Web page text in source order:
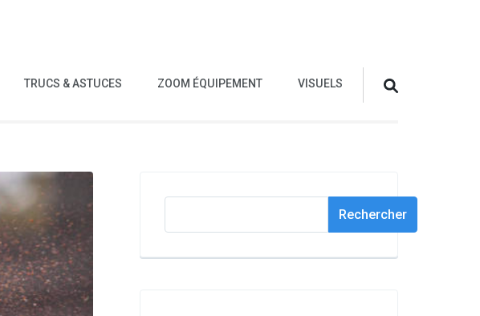
TRUCS & ASTUCES ZOOM ÉQUIPEMENT VISUELS
Rechercher